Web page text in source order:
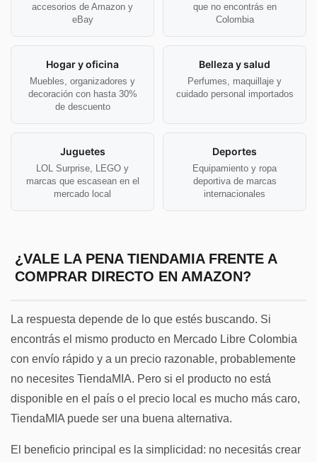
accesorios de Amazon y
eBay
que no encontrás en
Colombia
Hogar y oficina
Muebles, organizadores y
decoración con hasta 30%
de descuento
Belleza y salud
Perfumes, maquillaje y
cuidado personal importados
Juguetes
LOL Surprise, LEGO y
marcas que escasean en el
mercado local
Deportes
Equipamiento y ropa
deportiva de marcas
internacionales
¿VALE LA PENA TIENDAMIA FRENTE A
COMPRAR DIRECTO EN AMAZON?
La respuesta depende de lo que estés buscando. Si
encontrás el mismo producto en Mercado Libre Colombia
con envío rápido y a un precio razonable, probablemente
no necesites TiendaMIA. Pero si el producto no está
disponible en el país o el precio local es mucho más caro,
TiendaMIA puede ser una buena alternativa.
El beneficio principal es la simplicidad: no necesitás crear